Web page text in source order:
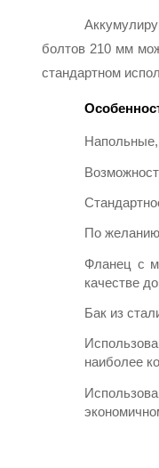
болтов 210 мм
стандартном
По желанию
Фланец с
качестве
Бак из
наиболее